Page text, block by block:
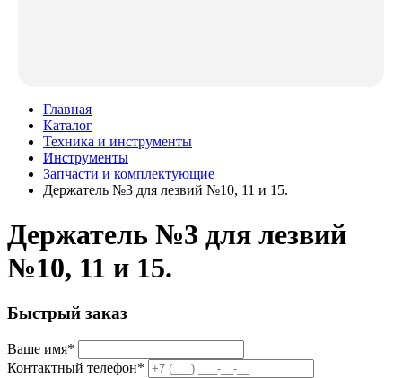
Главная
Каталог
Техника и инструменты
Инструменты
Запчасти и комплектующие
Держатель №3 для лезвий №10, 11 и 15.
Держатель №3 для лезвий
№10, 11 и 15.
Быстрый заказ
Ваше имя*
Контактный телефон*